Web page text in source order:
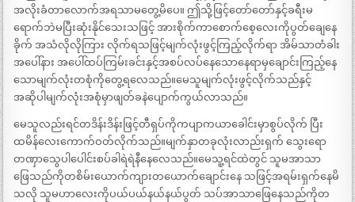
အလိုးခံတာလောက်အရသာမတွေ့မိပေ။ ဤသို့ဖြင့်တော်တော်နှင့်ခရီးမ
ရောက်ဘဲမပြီးဆုံးနိုင်သေးသဖြင့် အားစိုက်ကာစောက်စေ့လေးကိုပွတ်ချေနေ
ခိုက် အသံလိုလိုကြား လိုက်ရသဖြင့်မျက်လုံးဖွင့်ကြည့်လိုက်ရာ အိမ်သာတံခါး
အပေါ်နား အပေါ်ထပ်ကြမ်းခင်းနှင့်အစပ်လပ်နေသောနေရာမှချောင်းကြည့်နေ
သောမျက်လုံးတစုံကိုတွေ့ရလေသည်။မေသူမျက်လုံးဖွင့်လိုက်သည်နှင့်
အဆိုပါမျက်လုံးအစုံမှာဖျတ်ခနဲပျောက်ကွယ်လာသည်။
မေသူလည်းရင်တဒိန်းဒိန်းဖြင့်တီရှပ်ကိုကပျာကယာခေါင်းမှာစွပ်လိုက် ပြီး
ထမိန်လေးကောက်ဝတ်လိုက်သည်။မျက်နှာတခုလုံးလာည်းရှက် သွေးရော
တဏှာသွေပါပေါင်းစပ်ခါရဲရဲနီနေလေသည်။မေသူ့ရင်ထဲတွင် သူမအာသာ
ဖြေသည်ကိုတစိမ်းယောက်ကျားတယောက်ချောင်းနေ သဖြင့်အရမ်းရှက်နေမိ
သလို သူမဟာလေးကိုပယ်ပယ်နယ်နယ်ပွတ် သပ်အာသာဖြေနေသည်ကိုတ